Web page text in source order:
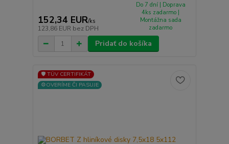
152,34 EUR/ks
123,86 EUR bez DPH
Do 7 dní | Doprava
4ks zadarmo |
Montážna sada
zadarmo
Pridať do košíka
🛡️ TÜV CERTIFIKÁT
⚙️OVERÍME ČI PASUJE